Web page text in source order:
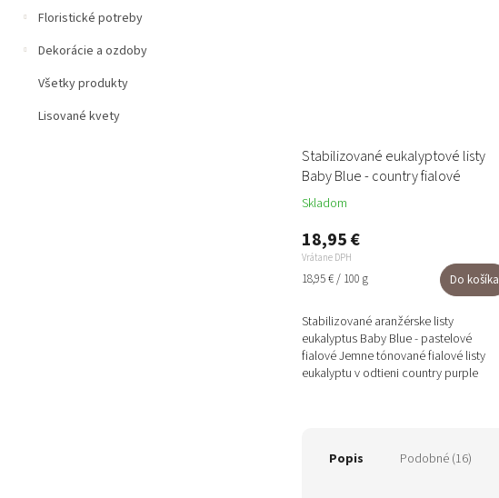
Floristické potreby
Dekorácie a ozdoby
Všetky produkty
Lisované kvety
Stabilizované eukalyptové listy
Baby Blue - country fialové
Skladom
18,95 €
Vrátane DPH
Jednotková
18,95 € / 100 g Do košíka
Stabilizované aranžérske listy
eukalyptus Baby Blue - pastelové
fialové Jemne tónované fialové listy
eukalyptu v odtieni country purple
Popis Podobné (16)